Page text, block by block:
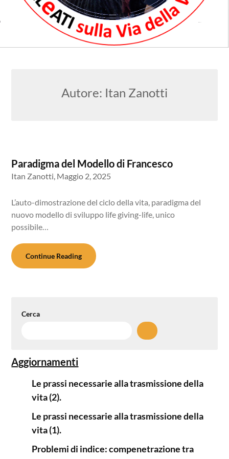
Autore: Itan Zanotti
Paradigma del Modello di Francesco
Itan Zanotti, Maggio 2, 2025
L’auto-dimostrazione del ciclo della vita, paradigma del
nuovo modello di sviluppo life giving-life, unico
possibile…
Continue Reading
Cerca
Aggiornamenti
Le prassi necessarie alla trasmissione della
vita (2).
Le prassi necessarie alla trasmissione della
vita (1).
Problemi di indice: compenetrazione tra